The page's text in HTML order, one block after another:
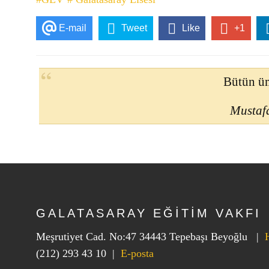
E-mail Tweet Like +1
Bütün
GALATASARAY EĞİTİM VAKFI
Meşrutiyet Cad. No:47 34443 Tepebaşı Beyoğlu |
(212) 293 43 10 | E-posta